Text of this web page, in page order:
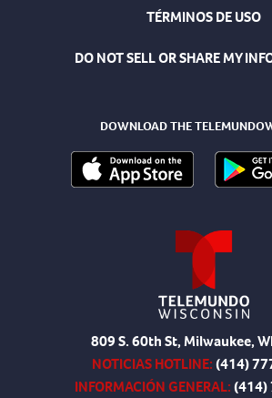
TÉRMINOS DE USO
DO NOT SELL OR SHARE MY
DOWNLOAD THE
809 S. 60th St, Milwaukee,
NOTICIAS HOTLINE:(414)
INFORMACIÓN GENERAL:(414)